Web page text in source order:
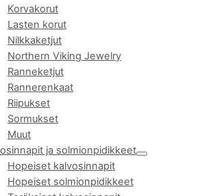
Korvakorut
Lasten korut
Nilkkaketjut
Northern Viking Jewelry
Ranneketjut
Rannerenkaat
Riipukset
Sormukset
Muut
ja solmionpidikkeet
Hopeiset kalvosinnapit
Hopeiset solmionpidikkeet